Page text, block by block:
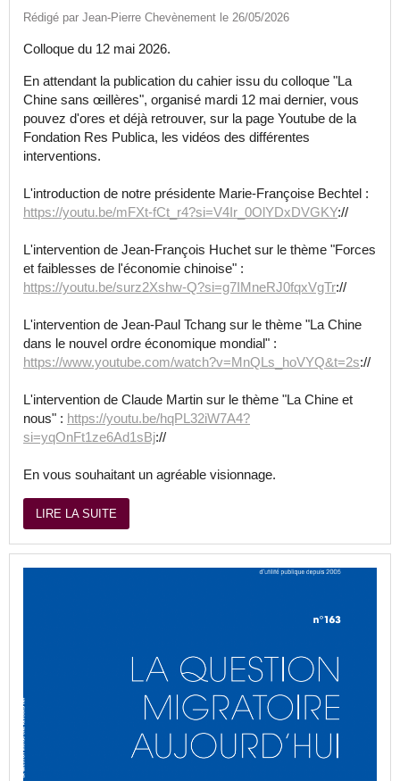
Rédigé par Jean-Pierre Chevènement le 26/05/2026
Colloque du 12 mai 2026.
En attendant la publication du cahier issu du colloque "La
Chine sans œillères", organisé mardi 12 mai dernier, vous
pouvez d'ores et déjà retrouver, sur la page Youtube de la
Fondation Res Publica, les vidéos des différentes
interventions.
L'introduction de notre présidente Marie-Françoise Bechtel :
https://youtu.be/mFXt-fCt_r4?si=V4Ir_0OlYDxDVGKY://
L'intervention de Jean-François Huchet sur le thème "Forces
et faiblesses de l'économie chinoise" :
https://youtu.be/surz2Xshw-Q?si=g7IMneRJ0fqxVgTr://
L'intervention de Jean-Paul Tchang sur le thème "La Chine
dans le nouvel ordre économique mondial" :
https://www.youtube.com/watch?v=MnQLs_hoVYQ&t=2s://
L'intervention de Claude Martin sur le thème "La Chine et
nous" : https://youtu.be/hqPL32iW7A4?
si=yqOnFt1ze6Ad1sBj://
En vous souhaitant un agréable visionnage.
LIRE LA SUITE